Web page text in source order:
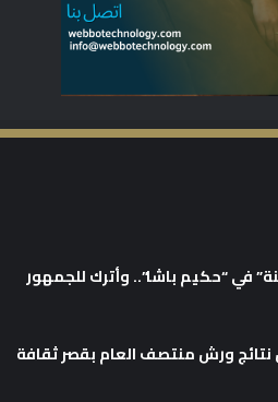
في “حكيم باشا”.. وأترك للجمهور
ورش منتصف العام بقصر ثقافة